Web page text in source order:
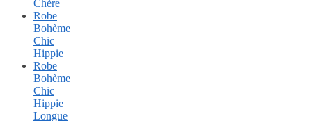
Chère
Robe
Bohème
Chic
Hippie
Robe
Bohème
Chic
Hippie
Longue